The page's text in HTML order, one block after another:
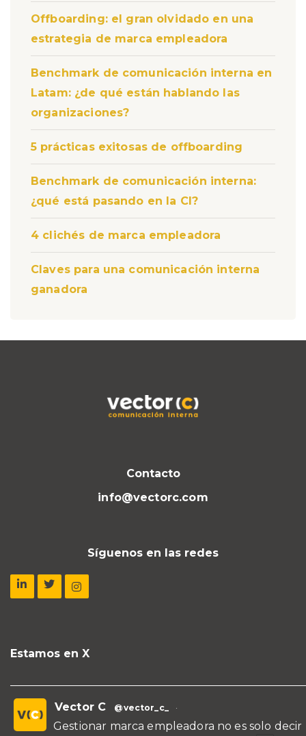
Offboarding: el gran olvidado en una
estrategia de marca empleadora
Benchmark de comunicación interna en
Latam: ¿de qué están hablando las
organizaciones?
5 prácticas exitosas de offboarding
Benchmark de comunicación interna:
¿qué está pasando en la CI?
4 clichés de marca empleadora
Claves para una comunicación interna
ganadora
Contacto
info@vectorc.com
Síguenos en las redes
Estamos en X
Vector C @vector_c_ ·
Gestionar marca empleadora no es solo